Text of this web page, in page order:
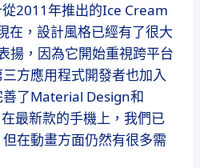
2011年推出的Ice Cream
在，設計風格已經有了很大
揚，因為它開始重視跨平台
方應用程式開發者也加入
了Material Design和
最新款的手機上，我們已
在動畫方面仍然有很多需